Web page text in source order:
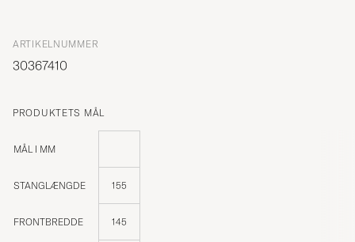
ARTIKELNUMMER
30367410
PRODUKTETS MÅL
MÅL I MM
STANGLÆNGDE 155
FRONTBREDDE 145